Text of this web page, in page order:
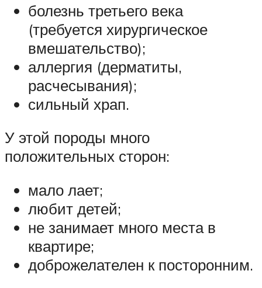
болезнь третьего века
(требуется хирургическое
вмешательство);
аллергия (дерматиты,
расчесывания);
сильный храп.
У этой породы много
положительных сторон:
мало лает;
любит детей;
не занимает много места в
квартире;
доброжелателен к посторонним.